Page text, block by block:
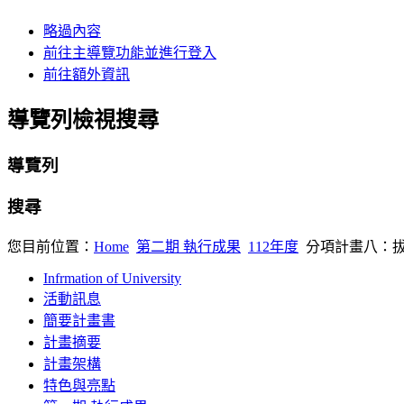
略過內容
前往主導覽功能並進行登入
前往額外資訊
導覽列檢視搜尋
導覽列
搜尋
您目前位置： Home 第二期 執行成果 112年度 分項計畫八：
Infrmation of University
活動訊息
簡要計畫書
計畫摘要
計畫架構
特色與亮點